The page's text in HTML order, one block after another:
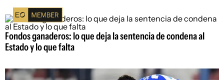
Fondos ganaderos: lo que deja la sentencia de condena al
Estado y lo que falta